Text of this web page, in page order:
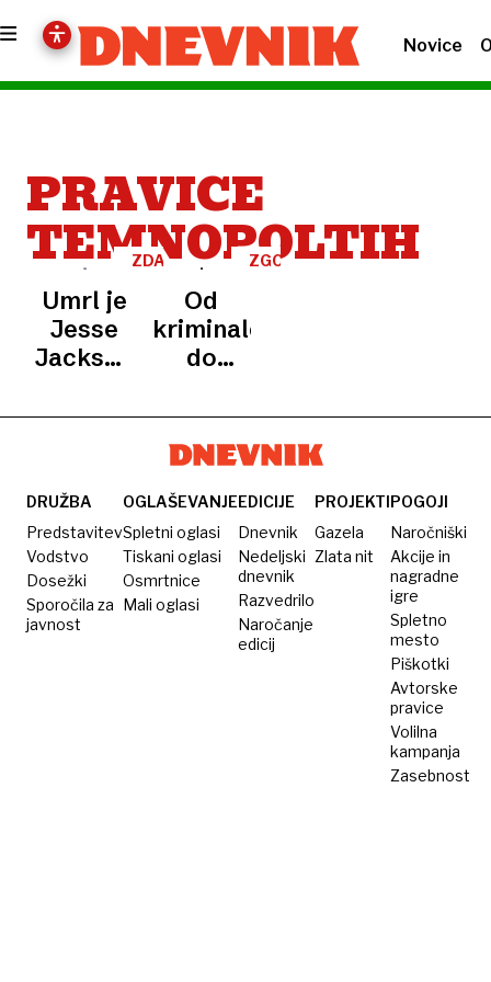
Novice
PRAVICE
TEMNOPOLTIH
ZDA
Umrl je
Jesse
Jackson,
boja za
državljanske
ZGODOVINA
Od
kriminalca
do
princa
DRUŽBA
Predstavitev
Vodstvo
Dosežki
Sporočila za
javnost
OGLAŠEVANJE
Spletni oglasi
Tiskani oglasi
Osmrtnice
Mali oglasi
EDICIJE
Dnevnik
Nedeljski
dnevnik
Razvedrilo
Naročanje
edicij
PROJEKTI
Gazela
Zlata nit
POGOJI
Naročniški
Akcije in
nagradne
igre
Spletno
mesto
Piškotki
Avtorske
pravice
Volilna
kampanja
Zasebnost